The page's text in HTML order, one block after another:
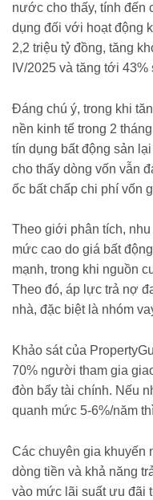
nước cho thấy, tính đến
dụng đối với hoạt động
2,2 triệu tỷ đồng, tăng
IV/2025 và tăng tới
Đáng chú ý, trong khi
nền kinh tế trong 2
tín dụng bất động sản
cho thấy dòng vốn vẫn
ốc bất chấp chi phí vốn
Theo giới phân tích,
mức cao do giá bất
mạnh, trong khi nguồn
Theo đó, áp lực trả nợ
nhà, đặc biệt là nhóm
Khảo sát của
70% người tham gia
đòn bẩy tài chính. Nếu
quanh mức 5-6%/năm
Các chuyên gia khuyến
dòng tiền và khả năng
vào mức lãi suất ưu đãi